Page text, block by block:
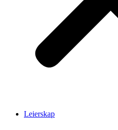
Leierskap